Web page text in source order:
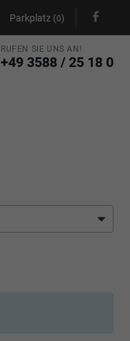
Parkplatz (0)
RUFEN SIE UNS AN!
+49 3588 / 25 18 0